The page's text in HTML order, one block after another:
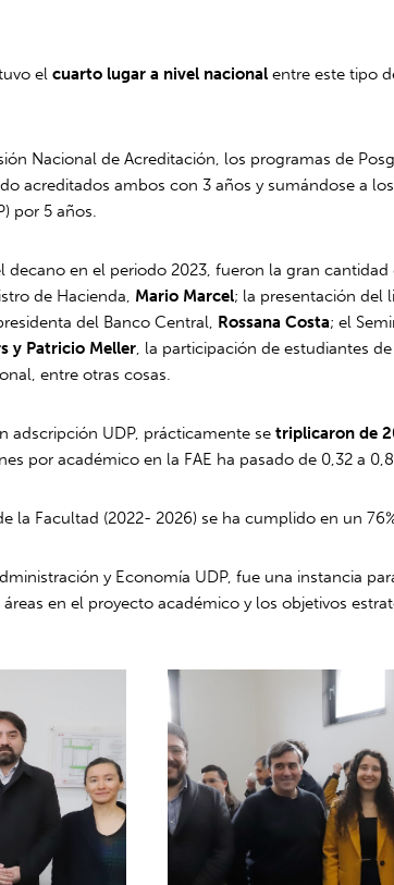
elcuarto lugar a nivel nacionalentre este tipo
Nacional de Acreditación, los programas de
acreditados ambos con 3 años y sumándose a
por 5 años.
decano en el periodo 2023, fueron la gran
de Hacienda, Mario Marcel; la presentación del
del Banco Central, Rossana Costa; el
y Patricio Meller, la participación de estudiantes
entre otras cosas.
adscripción UDP, prácticamente setriplicaron de
por académico en la FAE ha pasado de 0,32 a
la Facultad (2022- 2026) se ha cumplido en un
y Economía UDP, fue una instancia
en el proyecto académico y los objetivos